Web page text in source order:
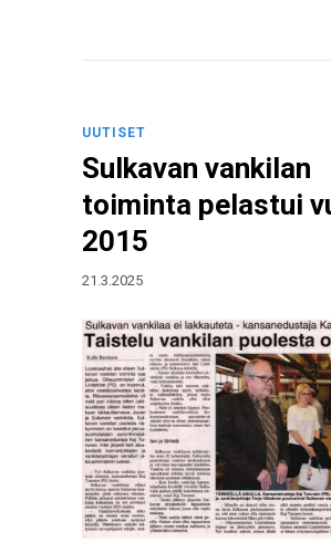
UUTISET
Sulkavan vankilan
toiminta pelastui
2015
21.3.2025